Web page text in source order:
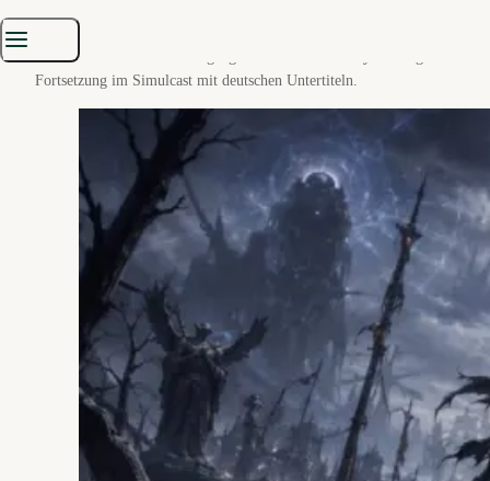
versehentlich den Weltuntergang mitbetreut.
Fortsetzung im Simulcast mit deutschen Untertiteln.